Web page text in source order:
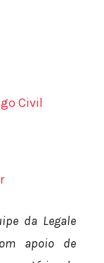
Civil
da Legale
apoio de